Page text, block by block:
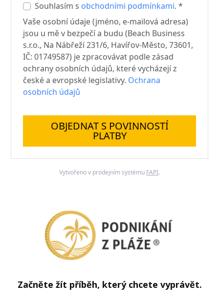
Souhlasím s obchodními podmínkami. *
Vaše osobní údaje (jméno, e-mailová adresa)
jsou u mě v bezpečí a budu (Beach Business
s.r.o., Na Nábřeží 231/6, Havířov-Město, 73601,
IČ: 01749587) je zpracovávat podle zásad
ochrany osobních údajů, které vycházejí z
české a evropské legislativy. Ochrana
osobních údajů
OBJEDNAT S POVINNOSTÍ
PLATBY
Vytvořeno v prodejním systému FAPI.
Začněte žít příběh, který chcete vyprávět.